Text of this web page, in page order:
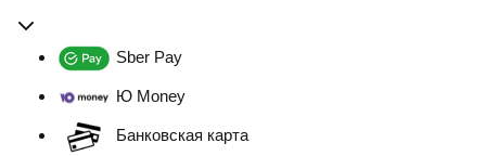
Sber Pay
Ю Money
Банковская карта